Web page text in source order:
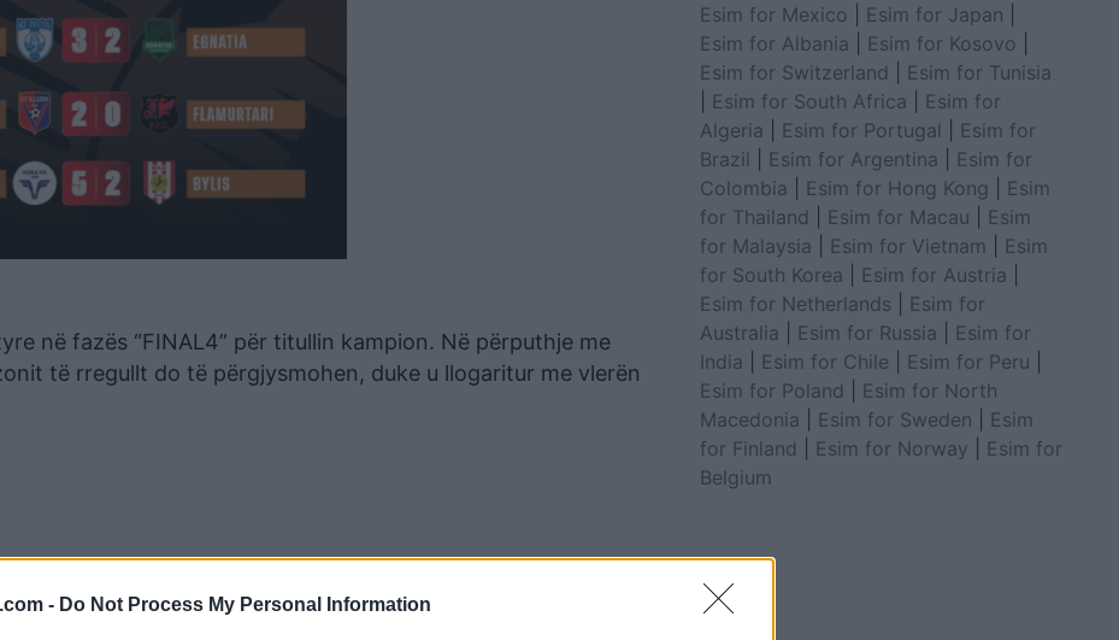
- Do Not Process My Personal Information
në fazës “FINAL4” për titullin kampion. Në përputhje me
të rregullt do të përgjysmohen, duke u llogaritur me vlerën
Esim for Mexico
Esim for Japan
Esim for Albania
Esim for Kosovo
Esim for Switzerland
Esim for Tunisia
Esim for South Africa
Esim for
Algeria
Esim for Portugal
Esim for
Brazil
Esim for Argentina
Esim for
Colombia
Esim for Hong Kong
Esim
for Thailand
Esim for Macau
Esim
for Malaysia
Esim for Vietnam
Esim
for South Korea
Esim for Austria
Esim for Netherlands
Esim for
Australia
Esim for Russia
Esim for
India
Esim for Chile Esim for Peru
Esim for Poland
Esim for North
Macedonia
Esim for Sweden
Esim
for Finland
Esim for Norway
Esim for
Belgium